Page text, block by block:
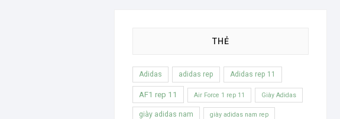
THẺ
Adidas adidas rep Adidas rep 11
AF1 rep 11 Air Force 1 rep 11 Giày Adidas
giày adidas nam giày adidas nam rep